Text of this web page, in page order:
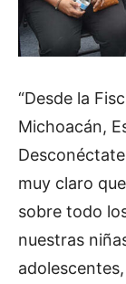
“Desde la
Michoacán,
muy claro
sobre todo
nuestras